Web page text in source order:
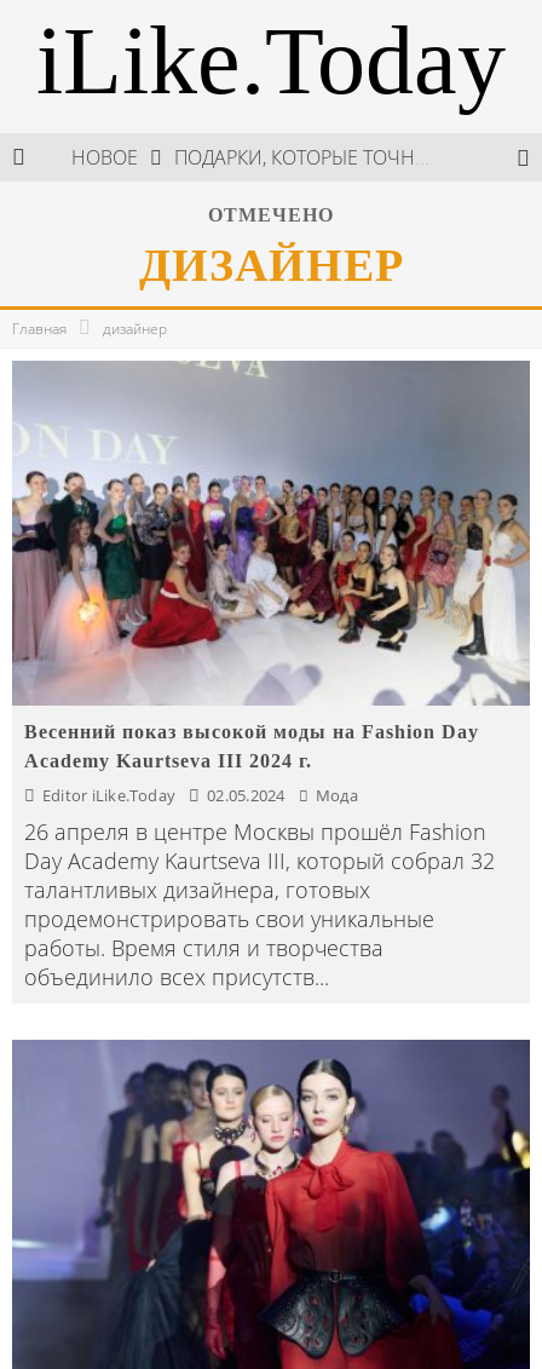
iLike.Today
НОВОЕ ПОДАРКИ, КОТОРЫЕ ТОЧНО ПОРАДУЮТ БЛИЗКИХ В МАЙСКИЕ ПРАЗДНИКИ
ШКОЛА ШЕФА: КУХНЯ НОВОГО ВРЕМЕНИ 2026
ОТМЕЧЕНО
ДИЗАЙНЕР
Главная дизайнер
Весенний показ высокой моды на Fashion Day
Academy Kaurtseva III 2024 г.
Editor iLike.Today 02.05.2024 Мода
26 апреля в центре Москвы прошёл Fashion
Day Academy Kaurtseva III, который собрал 32
талантливых дизайнера, готовых
продемонстрировать свои уникальные
работы. Время стиля и творчества
объединило всех присутств...